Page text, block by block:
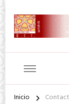
Inicio